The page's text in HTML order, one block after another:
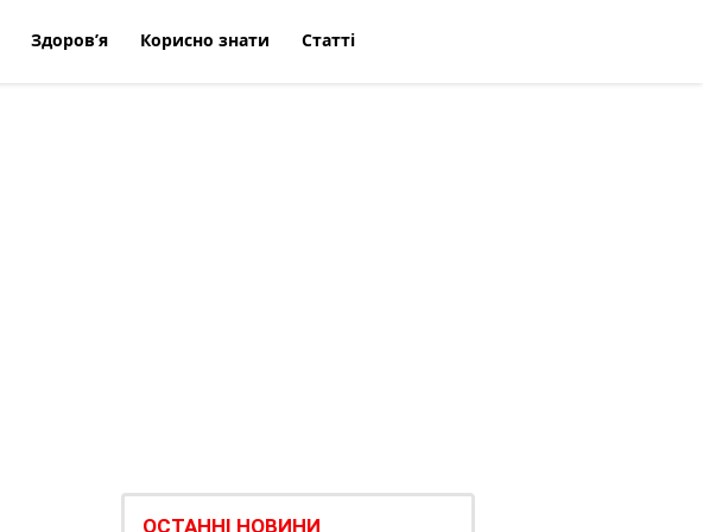
Здоров’я Корисно знати Статті
ОСТАННІ НОВИНИ